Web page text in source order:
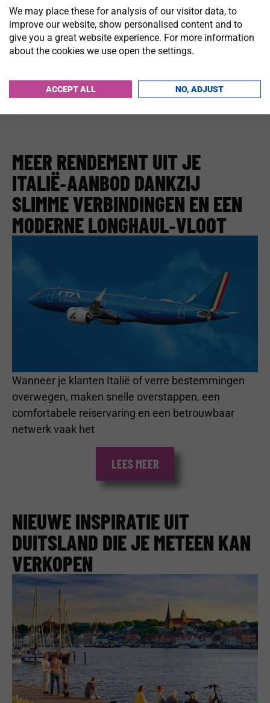
MEER RENDEMENT UIT JE
ITALIË‑AANBOD DANKZIJ
SLIMME VERBINDINGEN EN EEN
MODERNE LONGHAUL‑VLOOT
Wanneer je klanten Italië of verre bestemmingen
overwegen, maken snelle overstappen, een
comfortabele reiservaring en een betrouwbaar
netwerk vaak het
LEES MEER
NIEUWE INSPIRATIE UIT
DUITSLAND DIE JE METEEN KAN
VERKOPEN
We may place these for analysis of our visitor data, to
improve our website, show personalised content and to
give you a great website experience. For more information
about the cookies we use open the settings.
ACCEPT ALL NO, ADJUST